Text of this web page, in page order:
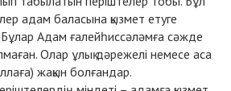
адам баласына қызмет етуге
Адам ғалейһиссәләмға сәжде
Олар ұлық дәрежелі немесе аса
жақын болғандар.